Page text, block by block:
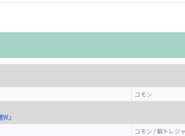
コモン
」
コモン / 銅トレジ